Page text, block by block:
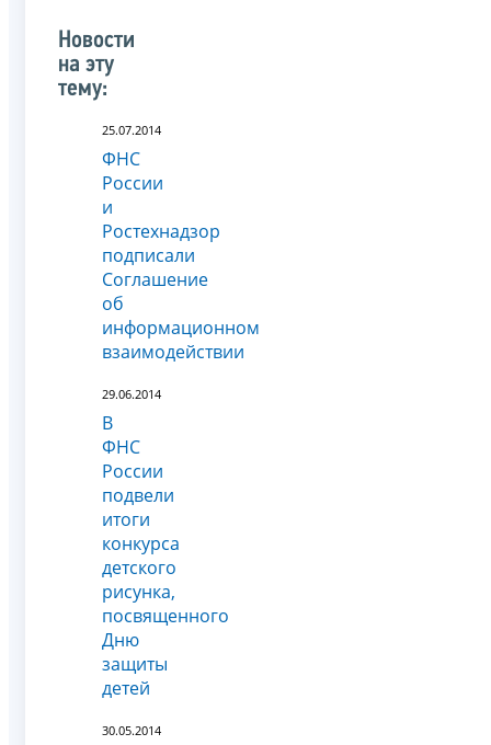
Новости
на эту
тему:
25.07.2014
ФНС
России
и
Ростехнадзор
подписали
Соглашение
об
информационном
взаимодействии
29.06.2014
В
ФНС
России
подвели
итоги
конкурса
детского
рисунка,
посвященного
Дню
защиты
детей
30.05.2014